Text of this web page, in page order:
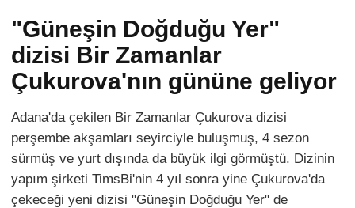
"Güneşin Doğduğu Yer"
dizisi Bir Zamanlar
Çukurova'nın gününe geliyor
Adana'da çekilen Bir Zamanlar Çukurova dizisi
perşembe akşamları seyirciyle buluşmuş, 4 sezon
sürmüş ve yurt dışında da büyük ilgi görmüştü. Dizinin
yapım şirketi TimsBi'nin 4 yıl sonra yine Çukurova'da
çekeceği yeni dizisi "Güneşin Doğduğu Yer" de